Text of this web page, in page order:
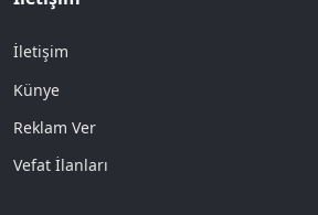
İletişim
Künye
Reklam Ver
Vefat İlanları